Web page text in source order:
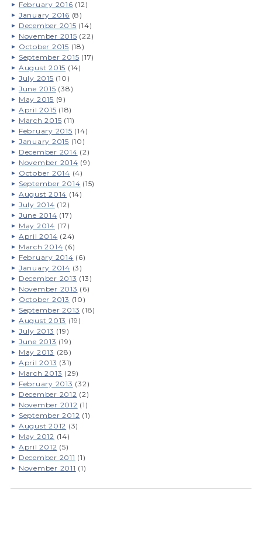
February 2016 (12)
January 2016 (8)
December 2015 (14)
November 2015 (22)
October 2015 (18)
September 2015 (17)
August 2015 (14)
July 2015 (10)
June 2015 (38)
May 2015 (9)
April 2015 (18)
March 2015 (11)
February 2015 (14)
January 2015 (10)
December 2014 (2)
November 2014 (9)
October 2014 (4)
September 2014 (15)
August 2014 (14)
July 2014 (12)
June 2014 (17)
May 2014 (17)
April 2014 (24)
March 2014 (6)
February 2014 (6)
January 2014 (3)
December 2013 (13)
November 2013 (6)
October 2013 (10)
September 2013 (18)
August 2013 (19)
July 2013 (19)
June 2013 (19)
May 2013 (28)
April 2013 (31)
March 2013 (29)
February 2013 (32)
December 2012 (2)
November 2012 (1)
September 2012 (1)
August 2012 (3)
May 2012 (14)
April 2012 (5)
December 2011 (1)
November 2011 (1)